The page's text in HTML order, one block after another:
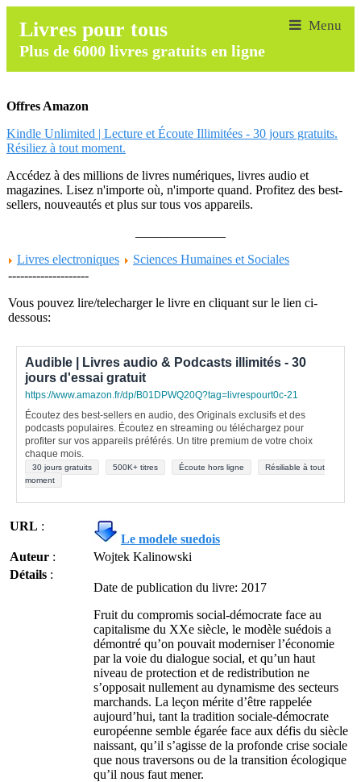
Livres pour tous
Plus de 6000 livres gratuits en ligne
Offres Amazon
Kindle Unlimited | Lecture et Écoute Illimitées - 30 jours gratuits.
Résiliez à tout moment.
Accédez à des millions de livres numériques, livres audio et
magazines. Lisez n'importe où, n'importe quand. Profitez des best-
sellers, nouveautés et plus sur tous vos appareils.
Livres electroniques
Sciences Humaines et Sociales
--------------------
Vous pouvez lire/telecharger le livre en cliquant sur le lien ci-
dessous:
Audible | Livres audio & Podcasts illimités - 30
jours d'essai gratuit
https://www.amazon.fr/dp/B01DPWQ20Q?tag=livrespourt0c-21
Écoutez des best-sellers en audio, des Originals exclusifs et des
podcasts populaires. Écoutez en streaming ou téléchargez pour
profiter sur vos appareils préférés. Un titre premium de votre choix
chaque mois.
30 jours gratuits 500K+ titres Écoute hors ligne
Résiliable à tout
moment
URL :
Le modele suedois
Auteur :
Wojtek Kalinowski
Détails :
Date de publication du livre: 2017
Fruit du compromis social-démocrate face au
capitalisme du XXe siècle, le modèle suédois a
démontré qu’on pouvait moderniser l’économie
par la voie du dialogue social, et qu’un haut
niveau de protection et de redistribution ne
s’opposait nullement au dynamisme des secteurs
marchands. La leçon mérite d’être rappelée
aujourd’hui, tant la tradition sociale-démocrate
européenne semble égarée face aux défis du siècle
naissant, qu’il s’agisse de la profonde crise sociale
que nous traversons ou de la transition écologique
qu’il nous faut mener.